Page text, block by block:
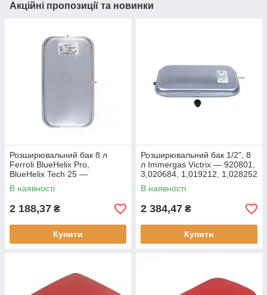
Акційні пропозиції та новинки
Розширювальний бак 8 л
Ferroli BlueHelix Pro,
BlueHelix Tech 25 —
39846070, 94080109/ISP
В наявності
2 188,37 ₴
Купити
Розширювальний бак 1/2", 8
л Immergas Victrix — 920801,
3,020684, 1,019212, 1,028252
В наявності
2 384,47 ₴
Купити